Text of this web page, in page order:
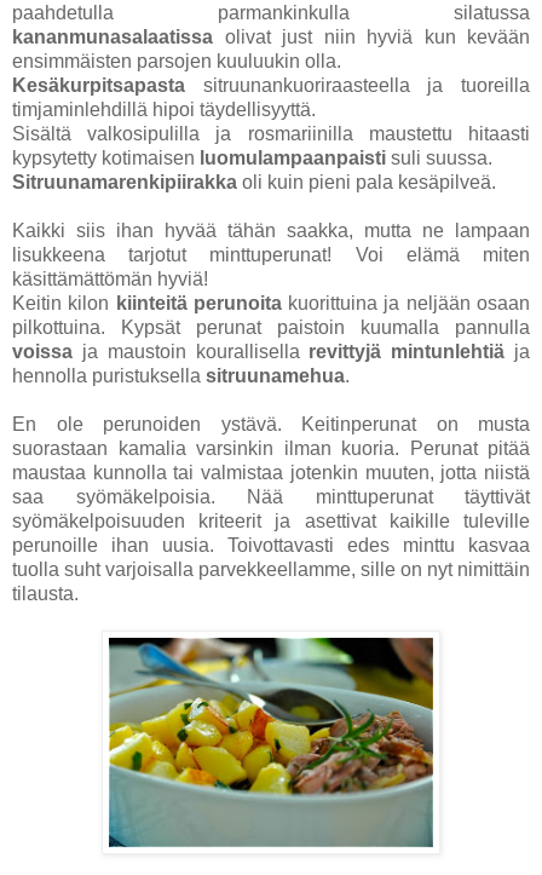
paahdetulla parmankinkulla silatussa
kananmunasalaatissa olivat just niin hyviä kun kevään
ensimmäisten parsojen kuuluukin olla.
Kesäkurpitsapasta sitruunankuoriraasteella ja tuoreilla
timjaminlehdillä hipoi täydellisyyttä.
Sisältä valkosipulilla ja rosmariinilla maustettu hitaasti
kypsytetty kotimaisen luomulampaanpaisti suli suussa.
Sitruunamarenkipiirakka oli kuin pieni pala kesäpilveä.
Kaikki siis ihan hyvää tähän saakka, mutta ne lampaan
lisukkeena tarjotut minttuperunat! Voi elämä miten
käsittämättömän hyviä!
Keitin kilon kiinteitä perunoitakuorittuina ja neljään osaan
pilkottuina. Kypsät perunat paistoin kuumalla pannulla
voissa ja maustoin kourallisella revittyjä mintunlehtiä ja
hennolla puristuksella sitruunamehua.
En ole perunoiden ystävä. Keitinperunat on musta
suorastaan kamalia varsinkin ilman kuoria. Perunat pitää
maustaa kunnolla tai valmistaa jotenkin muuten, jotta niistä
saa syömäkelpoisia. Nää minttuperunat täyttivät
syömäkelpoisuuden kriteerit ja asettivat kaikille tuleville
perunoille ihan uusia. Toivottavasti edes minttu kasvaa
tuolla suht varjoisalla parvekkeellamme, sille on nyt nimittäin
tilausta.